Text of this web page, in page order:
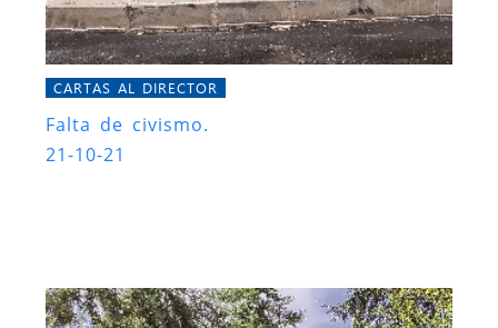
CARTAS AL DIRECTOR
Falta de civismo.
21-10-21